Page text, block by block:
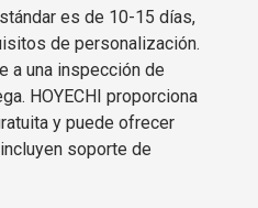
es de 10-15 días,
de personalización.
a una inspección de
HOYECHI proporciona
y puede ofrecer
soporte de